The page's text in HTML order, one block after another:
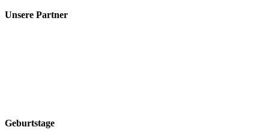
Unsere Partner
Geburtstage